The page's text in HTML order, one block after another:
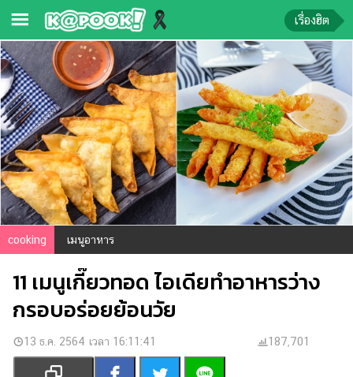
ข่าว-
ความ
รู้
ข่าว
ข่าว
บันเทิง
ตรวจ
หวย
ผล
บอล
สด
การ
เงิน
เรื่องฮิต
cooking เมนูอาหาร
11 เมนูเกี๊ยวทอด ไอเดียทำอาหารว่าง
กรอบอร่อยย้อนวัย
13 ธ.ค. 2564 เวลา 16:11:41 187,701